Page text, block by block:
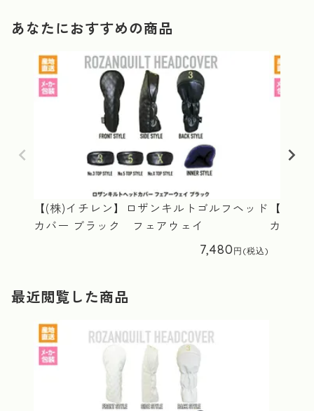
あなたにおすすめの商品
【(株)イチレン】ロザンキルトゴルフヘッド
カバー ブラック フェアウェイ
7,480
【(株)
カバー
最近閲覧した商品